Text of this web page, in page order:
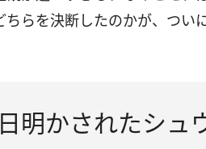
ちらを決断したのかが、つい
明かされたシュ